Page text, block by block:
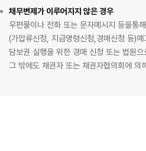
채무변제가 이루어지지 않은 경우
우편물이나 전화 또는 문자메시지 등을통
(가압류신청, 지급명령신청,경매신청 등)
담보권 실행을 위한 경매 신청 또는 법원
그 밖에도 채권자 또는 채권자협의회에 의